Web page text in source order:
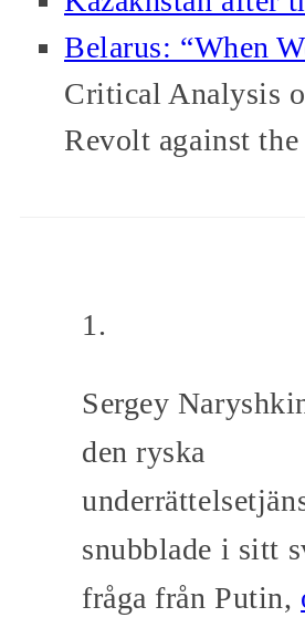
Belarus: “When
Critical Analysis
Revolt against
Sergey
den ryska
snubblade i sitt
fråga från Putin,